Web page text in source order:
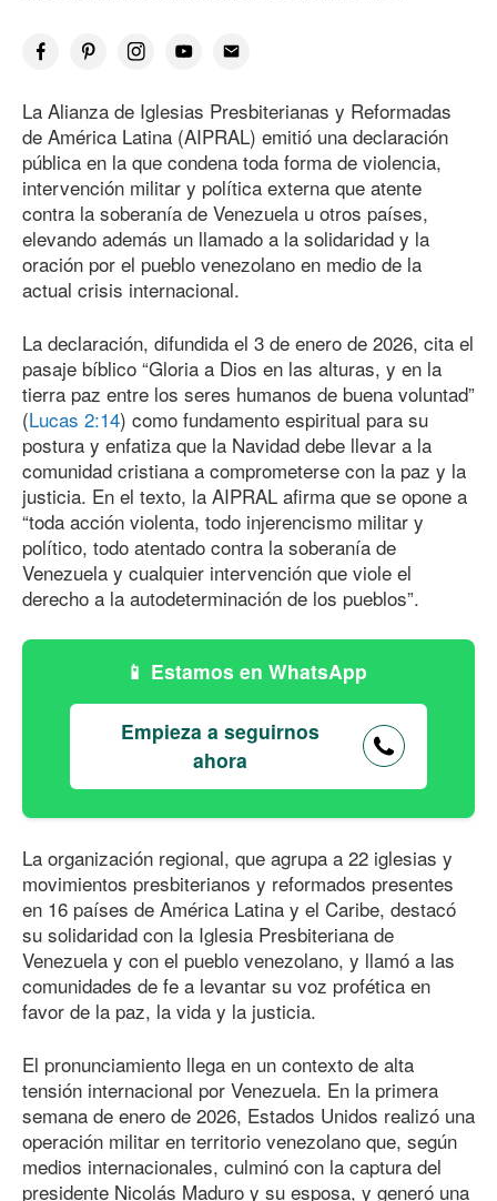
La Alianza de Iglesias Presbiterianas y Reformadas
de América Latina (AIPRAL) emitió una declaración
pública en la que condena toda forma de violencia,
intervención militar y política externa que atente
contra la soberanía de Venezuela u otros países,
elevando además un llamado a la solidaridad y la
oración por el pueblo venezolano en medio de la
actual crisis internacional.
La declaración, difundida el 3 de enero de 2026, cita el
pasaje bíblico “Gloria a Dios en las alturas, y en la
tierra paz entre los seres humanos de buena voluntad”
(Lucas 2:14) como fundamento espiritual para su
postura y enfatiza que la Navidad debe llevar a la
comunidad cristiana a comprometerse con la paz y la
justicia. En el texto, la AIPRAL afirma que se opone a
“toda acción violenta, todo injerencismo militar y
político, todo atentado contra la soberanía de
Venezuela y cualquier intervención que viole el
derecho a la autodeterminación de los pueblos”.
Estamos en WhatsApp
Empieza a seguirnos
ahora
La organización regional, que agrupa a 22 iglesias y
movimientos presbiterianos y reformados presentes
en 16 países de América Latina y el Caribe, destacó
su solidaridad con la Iglesia Presbiteriana de
Venezuela y con el pueblo venezolano, y llamó a las
comunidades de fe a levantar su voz profética en
favor de la paz, la vida y la justicia.
El pronunciamiento llega en un contexto de alta
tensión internacional por Venezuela. En la primera
semana de enero de 2026, Estados Unidos realizó una
operación militar en territorio venezolano que, según
medios internacionales, culminó con la captura del
presidente Nicolás Maduro y su esposa, y generó una